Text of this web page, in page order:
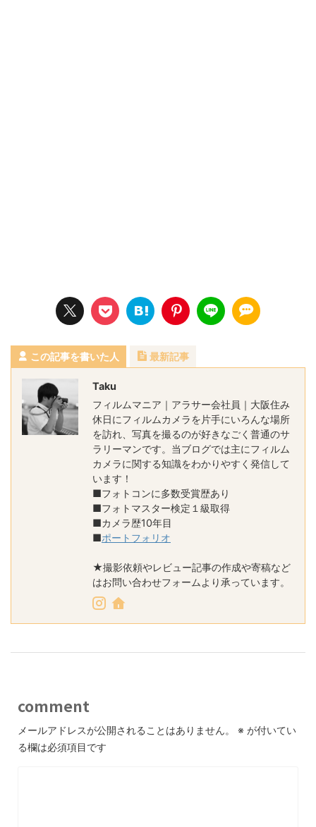
この記事を書いた人 最新記事
Taku
フィルムマニア｜アラサー会社員｜大阪住み
休日にフィルムカメラを片手にいろんな場所
を訪れ、写真を撮るのが好きなごく普通のサ
ラリーマンです。当ブログでは主にフィルム
カメラに関する知識をわかりやすく発信して
います！
■フォトコンに多数受賞歴あり
■フォトマスター検定１級取得
■カメラ歴10年目
■ポートフォリオ
★撮影依頼やレビュー記事の作成や寄稿など
はお問い合わせフォームより承っています。
comment
メールアドレスが公開されることはありません。 ※ が付いてい
る欄は必須項目です